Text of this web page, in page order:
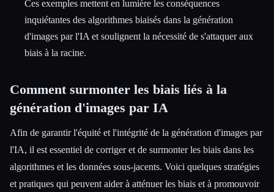
Ces exemples mettent en lumière les conséquences
inquiétantes des algorithmes biaisés dans la génération
d'images par l'IA et soulignent la nécessité de s'attaquer aux
biais à la racine.
Comment surmonter les biais liés à la
génération d'images par IA
Afin de garantir l'équité et l'intégrité de la génération d'images par
l'IA, il est essentiel de corriger et de surmonter les biais dans les
algorithmes et les données sous-jacents. Voici quelques stratégies
et pratiques qui peuvent aider à atténuer les biais et à promouvoir